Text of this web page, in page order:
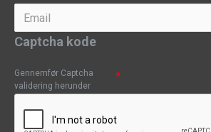
Captcha kode
Gennemfør Captcha
validering herunder